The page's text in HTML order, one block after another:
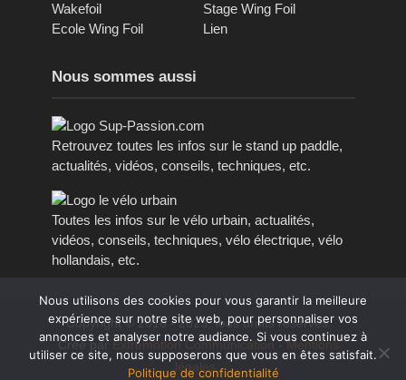
Wakefoil
Stage Wing Foil
Ecole Wing Foil
Lien
Nous sommes aussi
Retrouvez toutes les infos sur le stand up paddle,
actualités, vidéos, conseils, techniques, etc.
Toutes les infos sur le vélo urbain, actualités,
vidéos, conseils, techniques, vélo électrique, vélo
hollandais, etc.
Copyright © 2016 - 2023, tous droits réservés.
Créé par Extremotion Communication-Mentions
légales
Nous utilisons des cookies pour vous garantir la meilleure
expérience sur notre site web, pour personnaliser vos
annonces et analyser notre audiance. Si vous continuez à
utiliser ce site, nous supposerons que vous en êtes satisfait.
Politique de confidentialité